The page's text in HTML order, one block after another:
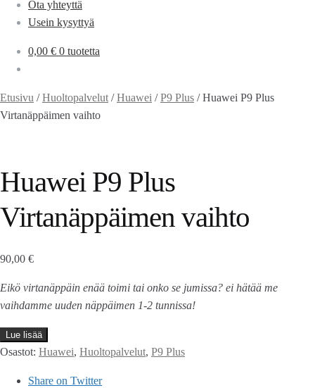
Ota yhteyttä
Usein kysyttyä
0,00 € 0 tuotetta
Etusivu /Huoltopalvelut /Huawei /P9 Plus /Huawei P9 Plus
Virtanäppäimen vaihto
Huawei P9 Plus
Virtanäppäimen vaihto
90,00 €
Eikö virtanäppäin enää toimi tai onko se jumissa? ei hätää me
vaihdamme uuden näppäimen 1-2 tunnissa!
Lue lisää
Osastot: Huawei, Huoltopalvelut, P9 Plus
Share on Twitter